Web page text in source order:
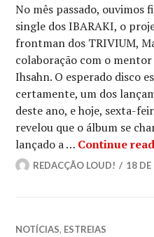
No mês passado,
single dos IBARAKI, o
frontman dos TRIVIUM,
colaboração com o mentor
Ihsahn. O esperado disco
certamente, um dos
deste ano, e hoje, sexta-
revelou que o álbum se
lançado a … Continue
REDACÇÃO LOUD! 18 DE
NOTÍCIAS, ESTREIAS